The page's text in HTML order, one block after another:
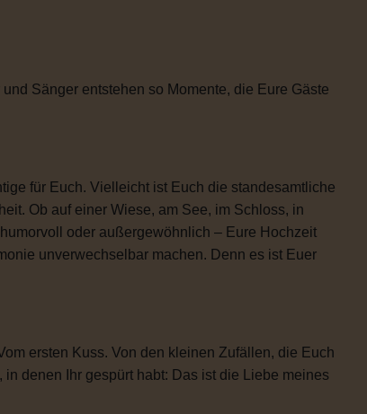
Sänger entstehen so Momente, die Eure Gäste
für Euch. Vielleicht ist Euch die standesamtliche
Ob auf einer Wiese, am See, im Schloss, in
oder außergewöhnlich – Eure Hochzeit
unverwechselbar machen. Denn es ist Euer
ersten Kuss. Von den kleinen Zufällen, die Euch
denen Ihr gespürt habt: Das ist die Liebe meines